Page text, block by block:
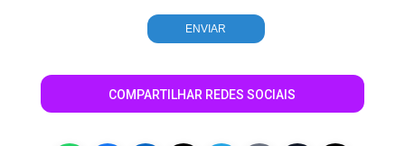
COMPARTILHAR REDES SOCIAIS